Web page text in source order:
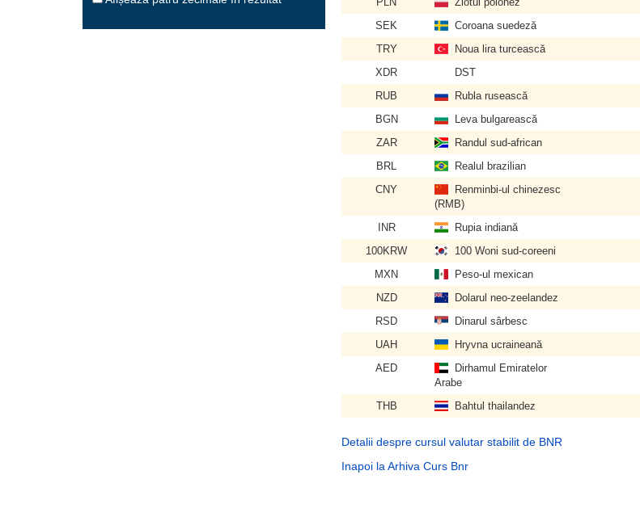
SEK
Coroana suedeză
TRY
Noua lira turcească
XDR
DST
RUB
Rubla rusească
BGN
Leva bulgarească
ZAR
Randul sud-african
BRL
Realul brazilian
CNY
Renminbi-ul chinezesc
(RMB)
INR Rupia indiană
100KRW
100 Woni sud-coreeni
MXN
Peso-ul mexican
NZD
Dolarul neo-zeelandez
RSD
Dinarul sârbesc
UAH
Hryvna ucraineană
AED
Dirhamul Emiratelor
Arabe
THB Bahtul thailandez
Detalii despre cursul valutar stabilit de BNR
Inapoi la Arhiva Curs Bnr